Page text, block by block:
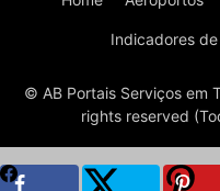
Indicadores
© AB Portais Serviços em
rights reserved